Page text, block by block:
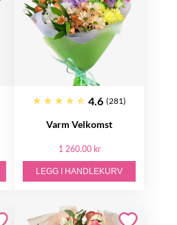
4.6 (281)
Varm Velkomst
1 260.00 kr
LEGG I HANDLEKURV